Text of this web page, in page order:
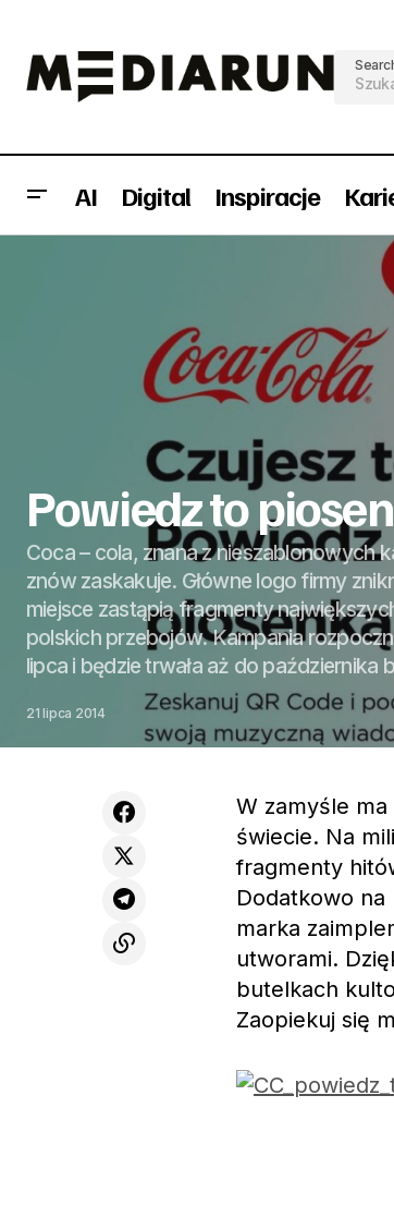
AI Digital Inspiracje
Powiedz to
Coca – cola, znana z nieszablonowych
znów zaskakuje. Główne logo firmy
miejsce zastąpią fragmenty
polskich przebojów. Kampania
lipca i będzie trwała aż do października
21 lipca 2014
W zamyśle
świecie. Na
fragmenty
Dodatkowo
marka
utworami.
butelkach
Zaopiekuj się